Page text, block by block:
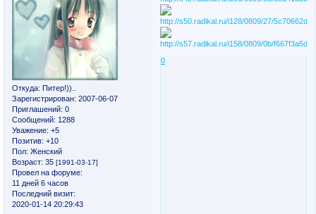
Откуда: Питер!))..
Зарегистрирован: 2007-06-07
Приглашений: 0
Сообщений: 1288
Уважение: +5
Позитив: +10
Пол: Женский
Возраст: 35 [1991-03-17]
Провел на форуме:
11 дней 6 часов
Последний визит:
2020-01-14 20:29:43
0